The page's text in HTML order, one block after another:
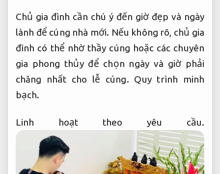
Chủ gia đình cần chú ý đến giờ đẹp và ngày
lành để cúng nhà mới. Nếu không rõ, chủ gia
đình có thể nhờ thầy cúng hoặc các chuyên
gia phong thủy để chọn ngày và giờ phải
chăng nhất cho lễ cúng. Quy trình minh
bạch.
Linh hoạt theo yêu cầu.